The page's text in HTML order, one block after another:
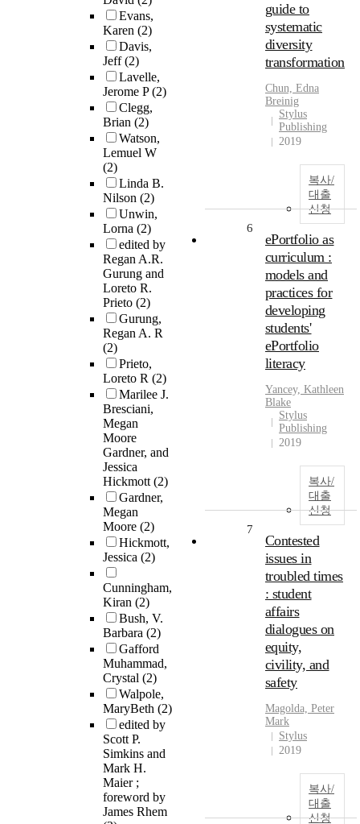
Evans,
Karen (2)
Davis,
Jeff(2)
Lavelle,
Jerome P(2)
Clegg,
Brian (2)
Watson,
Lemuel W
(2)
Linda B.
Nilson (2)
Unwin,
Lorna (2)
edited by
Regan A.R.
Gurung and
Loreto R.
Prieto (2)
Gurung,
Regan A. R
(2)
Prieto,
Loreto R (2)
Marilee J.
Bresciani,
Megan
Moore
Gardner, and
Jessica
Hickmott(2)
Gardner,
Megan
Moore (2)
Hickmott,
Jessica (2)
Cunningham,
Kiran (2)
Bush, V.
Barbara (2)
Gafford
Muhammad,
Crystal (2)
Walpole,
MaryBeth (2)
edited by
Scott P.
Simkins and
Mark H.
Maier ;
foreword by
James Rhem
guide to
systematic
diversity
transformation
Chun, Edna
Breinig
Stylus
Publishing
2019
복사/
대출
신청
6
ePortfolio as
curriculum :
models and
practices for
developing
students'
ePortfolio
literacy
Yancey, Kathleen
Blake
Stylus
Publishing
2019
복사/
대출
신청
7
Contested
issues in
troubled times
: student
affairs
dialogues on
equity,
civility, and
safety
Magolda, Peter
Mark
Stylus
2019
복사/
대출
신청